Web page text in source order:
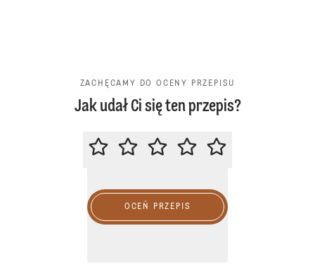
ZACHĘCAMY DO OCENY PRZEPISU
Jak udał Ci się ten przepis?
ZACHĘCAMY DO OCENY
OCEŃ PRZEPIS